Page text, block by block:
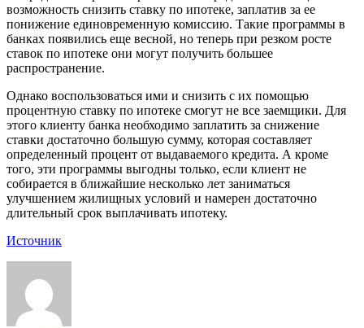
возможность снизить ставку по ипотеке, заплатив за ее
понижение единовременную комиссию. Такие программы в
банках появились еще весной, но теперь при резком росте
ставок по ипотеке они могут получить большее
распространение.
Однако воспользоваться ими и снизить с их помощью
процентную ставку по ипотеке смогут не все заемщики. Для
этого клиенту банка необходимо заплатить за снижение
ставки достаточно большую сумму, которая составляет
определенный процент от выдаваемого кредита. А кроме
того, эти программы выгодны только, если клиент не
собирается в ближайшие несколько лет заниматься
улучшением жилищных условий и намерен достаточно
длительный срок выплачивать ипотеку.
Источник